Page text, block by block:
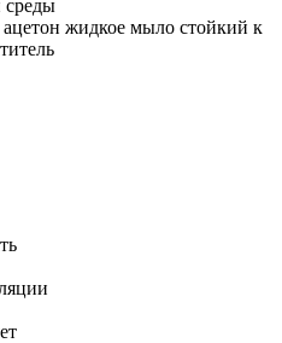
среды
жидкое мыло стойкий к